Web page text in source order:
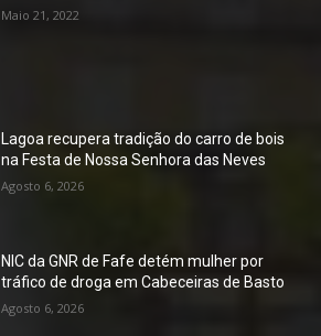
Maio 21, 2022
Lagoa recupera tradição do carro de bois
na Festa de Nossa Senhora das Neves
Agosto 6, 2026
NIC da GNR de Fafe detém mulher por
tráfico de droga em Cabeceiras de Basto
Agosto 6, 2026